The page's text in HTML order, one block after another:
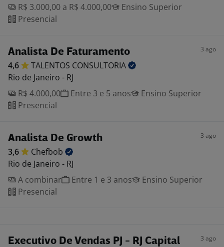
R$ 3.000,00 a R$ 4.000,00
Ensino Superior
Presencial
Analista De Faturamento 3 ago
4,6 TALENTOS CONSULTORIA
Rio de Janeiro - RJ
R$ 4.000,00
Entre 3 e 5 anos
Ensino Superior
Presencial
Analista De Growth 3 ago
3,6
Chefbob
Rio de Janeiro - RJ
A combinar
Entre 1 e 3 anos
Ensino Superior
Presencial
Executivo De Vendas PJ - RJ Capital 3 ago